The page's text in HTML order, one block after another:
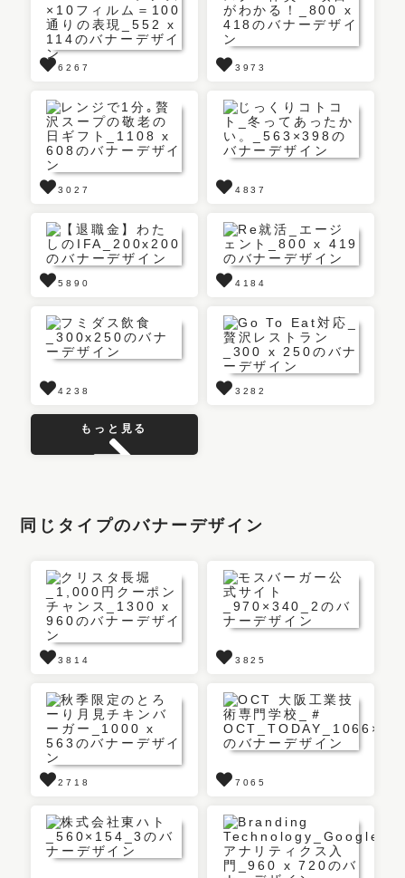
6267 3973
3027 4837
5890 4184
4238 3282
もっと見る
同じタイプのバナーデザイン
3814 3825
2718 7065